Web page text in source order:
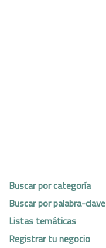
Buscar por categoría
Buscar por palabra-clave
Listas temáticas
Registrar tu negocio